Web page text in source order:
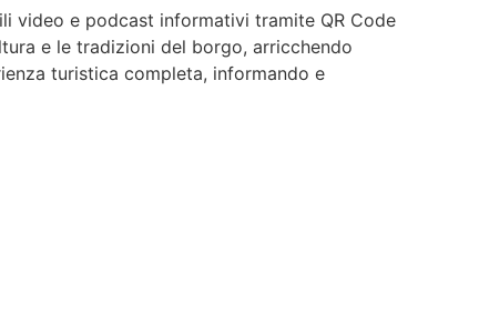
video e podcast informativi tramite QR Code
e le tradizioni del borgo, arricchendo
turistica completa, informando e